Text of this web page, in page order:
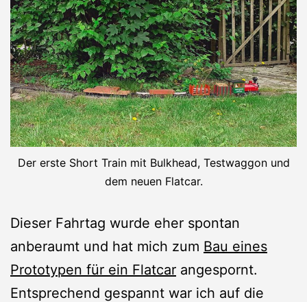
Der erste Short Train mit Bulkhead, Testwaggon und
dem neuen Flatcar.
Dieser Fahrtag wurde eher spontan
anberaumt und hat mich zum Bau eines
Prototypen für ein Flatcar angespornt.
Entsprechend gespannt war ich auf die